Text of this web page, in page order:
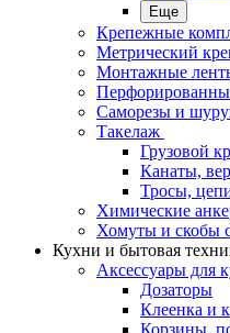
Еще
Крепежные
Метрический
Монтажные
Саморезы и
Такелаж
Грузовой
Канаты,
Тросы,
Химические
Хомуты и скобы
Кухни и бытовая
Аксессуары для
Дозаторы
Клеенка и
Корзины,